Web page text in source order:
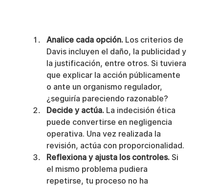
Analice cada opción. Los criterios de
Davis incluyen el daño, la publicidad y
la justificación, entre otros. Si tuviera
que explicar la acción públicamente
o ante un organismo regulador,
¿seguiría pareciendo razonable?
Decide y actúa. La indecisión ética
puede convertirse en negligencia
operativa. Una vez realizada la
revisión, actúa con proporcionalidad.
Reflexiona y ajusta los controles. Si
el mismo problema pudiera
repetirse, tu proceso no ha